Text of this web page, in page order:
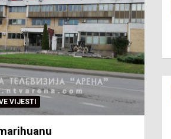
VIJESTI